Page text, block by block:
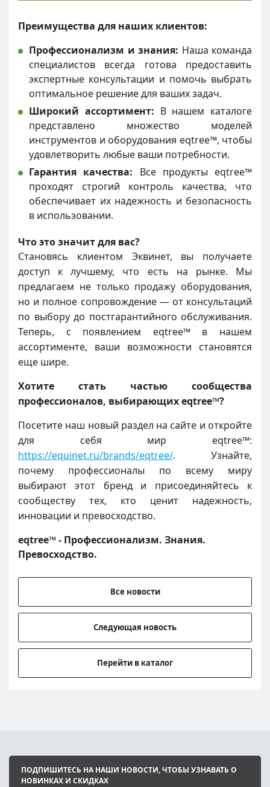
Преимущества для наших клиентов:
Профессионализм и знания: Наша команда
специалистов всегда готова предоставить
экспертные консультации и помочь выбрать
оптимальное решение для ваших задач.
Широкий ассортимент: В нашем каталоге
представлено множество моделей
инструментов и оборудования eqtree™, чтобы
удовлетворить любые ваши потребности.
Гарантия качества: Все продукты eqtree™
проходят строгий контроль качества, что
обеспечивает их надежность и безопасность
в использовании.
Что это значит для вас?
Становясь клиентом Эквинет, вы получаете
доступ к лучшему, что есть на рынке. Мы
предлагаем не только продажу оборудования,
но и полное сопровождение — от консультаций
по выбору до постгарантийного обслуживания.
Теперь, с появлением eqtree™ в нашем
ассортименте, ваши возможности становятся
еще шире.
Хотите стать частью сообщества
профессионалов, выбирающих eqtree™?
Посетите наш новый раздел на сайте и откройте
для себя мир eqtree™:
https://equinet.ru/brands/eqtree/. Узнайте,
почему профессионалы по всему миру
выбирают этот бренд и присоединяйтесь к
сообществу тех, кто ценит надежность,
инновации и превосходство.
eqtree™ - Профессионализм. Знания.
Превосходство.
Все новости
Следующая новость
Перейти в каталог
ПОДПИШИТЕСЬ НА НАШИ НОВОСТИ, ЧТОБЫ УЗНАВАТЬ О
НОВИНКАХ И СКИДКАХ